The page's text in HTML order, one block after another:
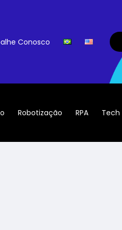
Conosco
Robotização RPA Tech